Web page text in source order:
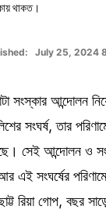
থাকত।
Published: July 25,
সংস্কার আন্দোলন
সংঘর্ষ, তার
সেই আন্দোলন ও
এই সংঘর্ষের
রিয়া গোপ, বছর